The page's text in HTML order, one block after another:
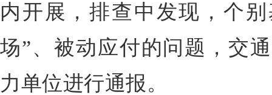
内开展，排查中发现，个
场”、被动应付的问题，交
力单位进行通报。